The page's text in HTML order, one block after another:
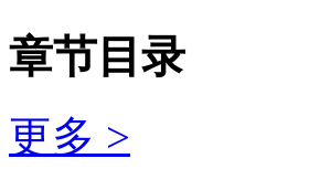
章节目录
更多 >